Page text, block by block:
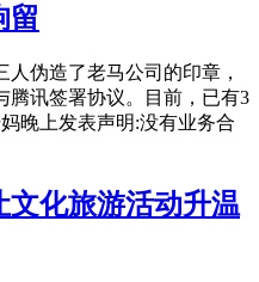
留
伪造了老马公司的印章，
腾讯签署协议。目前，已有3
晚上发表声明:没有业务合
化旅游活动升温